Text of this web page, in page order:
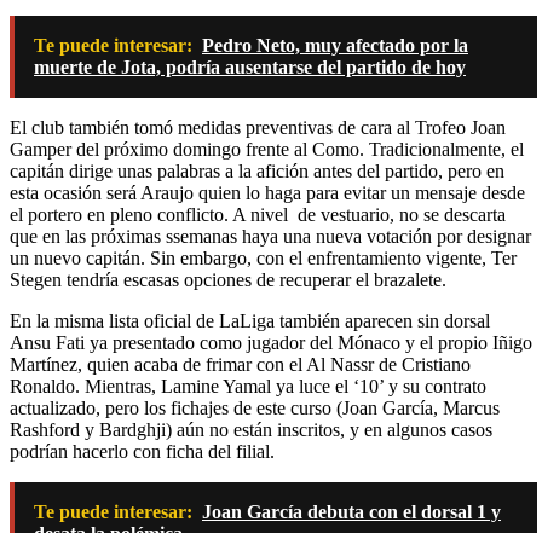
Te puede interesar: Pedro Neto, muy afectado por la
muerte de Jota, podría ausentarse del partido de hoy
El club también tomó medidas preventivas de cara al Trofeo Joan
Gamper del próximo domingo frente al Como. Tradicionalmente, el
capitán dirige unas palabras a la afición antes del partido, pero en
esta ocasión será Araujo quien lo haga para evitar un mensaje desde
el portero en pleno conflicto. A nivel de vestuario, no se descarta
que en las próximas ssemanas haya una nueva votación por designar
un nuevo capitán. Sin embargo, con el enfrentamiento vigente, Ter
Stegen tendría escasas opciones de recuperar el brazalete.
En la misma lista oficial de LaLiga también aparecen sin dorsal
Ansu Fati ya presentado como jugador del Mónaco y el propio Iñigo
Martínez, quien acaba de frimar con el Al Nassr de Cristiano
Ronaldo. Mientras, Lamine Yamal ya luce el ‘10’ y su contrato
actualizado, pero los fichajes de este curso (Joan García, Marcus
Rashford y Bardghji) aún no están inscritos, y en algunos casos
podrían hacerlo con ficha del filial.
Te puede interesar: Joan García debuta con el dorsal 1 y